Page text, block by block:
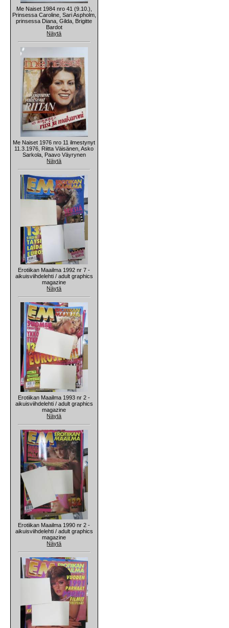
Me Naiset 1984 nro 41 (9.10.),
Prinsessa Caroline, Sari Aspholm,
prinsessa Diana, Gilda, Brigitte
Bardot
Näytä
Me Naiset 1976 nro 11 ilmestynyt
11.3.1976, Riitta Väisänen, Asko
Sarkola, Paavo Väyrynen
Näytä
Erotiikan Maailma 1992 nr 7 -
aikuisviihdelehti / adult graphics
magazine
Näytä
Erotiikan Maailma 1993 nr 2 -
aikuisviihdelehti / adult graphics
magazine
Näytä
Erotiikan Maailma 1990 nr 2 -
aikuisviihdelehti / adult graphics
magazine
Näytä